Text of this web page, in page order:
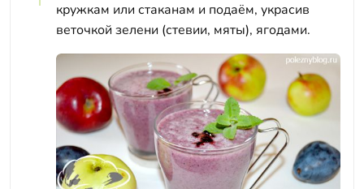
кружкам или стаканам и подаём, украсив
веточкой зелени (стевии, мяты), ягодами.